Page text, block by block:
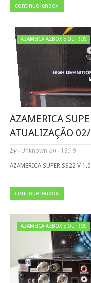
continue lendo»
AZAMEICA AZBOX E OUTROS
AZAMERICA
ATUALIZAÇÃO
by - Unknown on - 18:19
AZAMERICA SUPER S922 V
…
continue lendo»
AZAMEICA AZBOX E OUTROS